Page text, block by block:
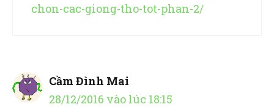
chon-cac-giong-tho-tot-phan-2/
Cầm Đình Mai
28/12/2016 vào lúc 18:15